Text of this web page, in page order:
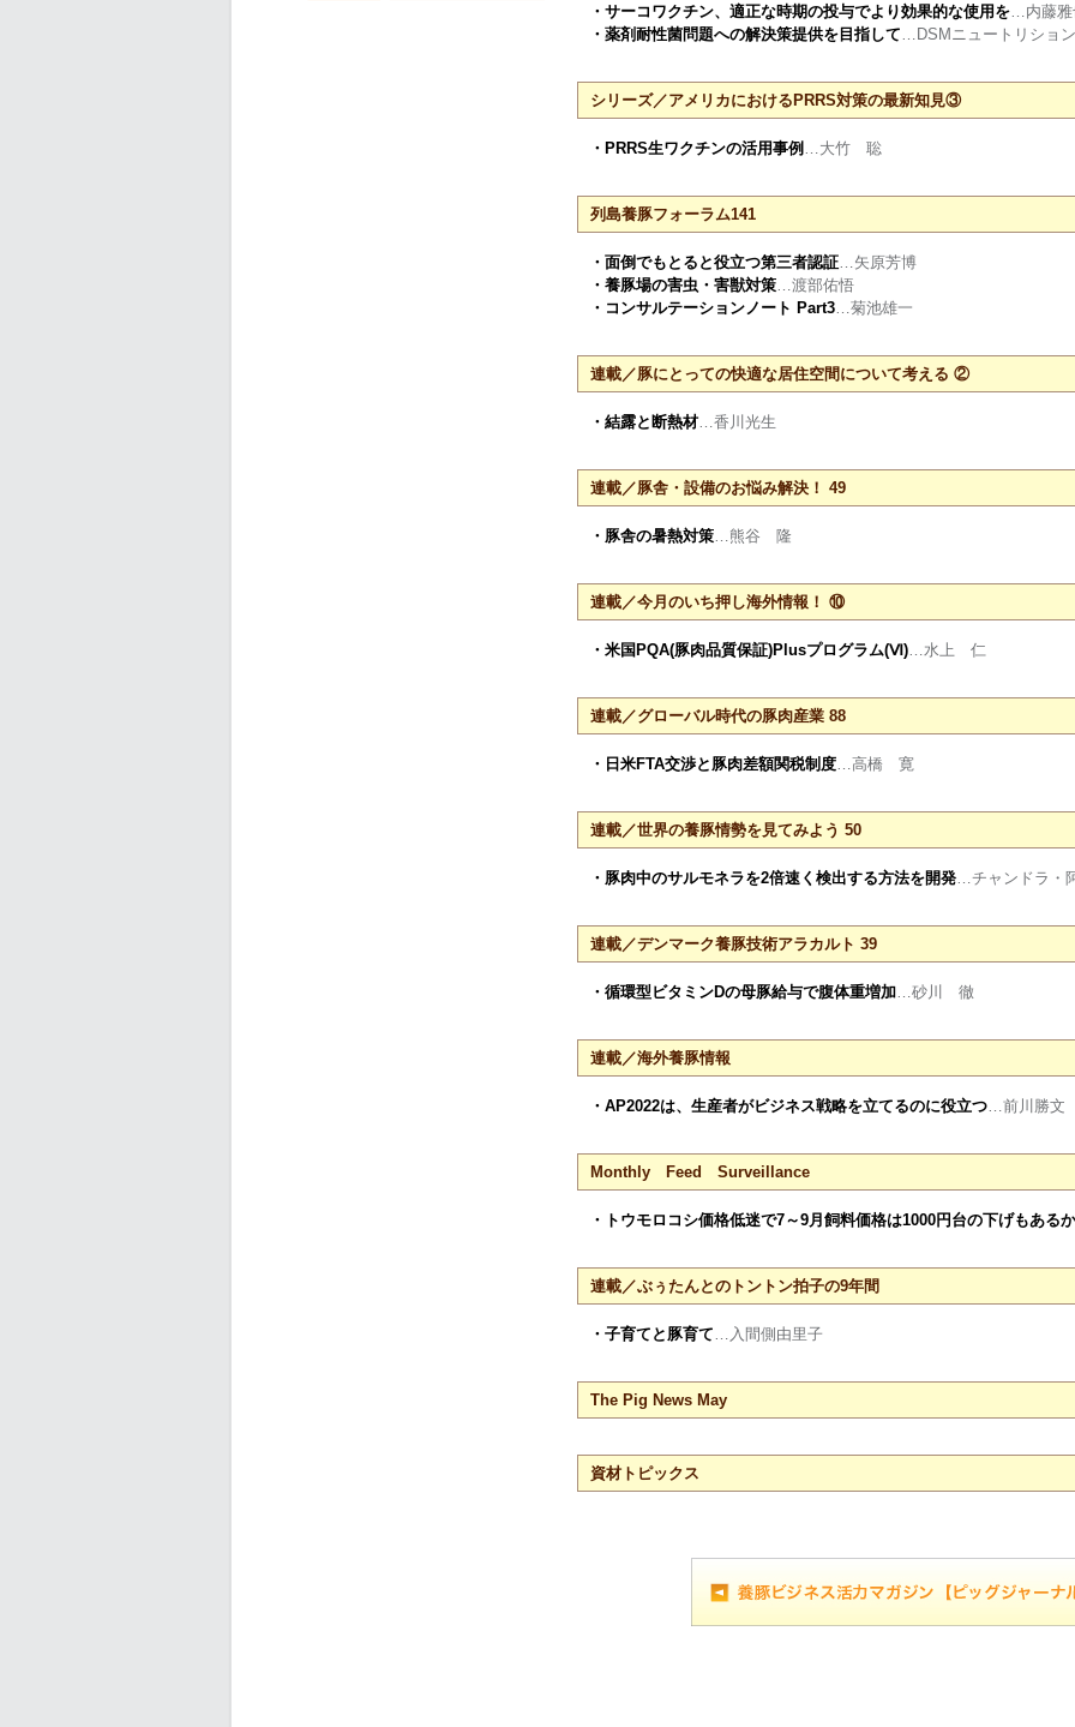
・サーコワクチン、適正な時期の投与でより効果的な使用を…内藤雅
・薬剤耐性菌問題への解決策提供を目指して …DSMニュートリション
シリーズ／アメリカにおけるPRRS対策の最新知見③
・PRRS生ワクチンの活用事例…大竹 聡
列島養豚フォーラム141
・面倒でもとると役立つ第三者認証…矢原芳博
・養豚場の害虫・害獣対策…渡部佑悟
・コンサルテーションノート Part3…菊池雄一
連載／豚にとっての快適な居住空間について考える ②
・結露と断熱材…香川光生
連載／豚舎・設備のお悩み解決！ 49
・豚舎の暑熱対策…熊谷 隆
連載／今月のいち押し海外情報！ ⑩
・米国PQA(豚肉品質保証)Plusプログラム(Ⅵ)…水上 仁
連載／グローバル時代の豚肉産業 88
・日米FTA交渉と豚肉差額関税制度…高橋 寛
連載／世界の養豚情勢を見てみよう 50
・豚肉中のサルモネラを2倍速く検出する方法を開発…チャンドラ・
連載／デンマーク養豚技術アラカルト 39
・循環型ビタミンDの母豚給与で腹体重増加…砂川 徹
連載／海外養豚情報
・AP2022は、生産者がビジネス戦略を立てるのに役立つ…前川勝文
Monthly Feed Surveillance
・トウモロコシ価格低迷で7～9月飼料価格は1000円台の下げもあるか
連載／ぶぅたんとのトントン拍子の9年間
・子育てと豚育て …入間側由里子
The Pig News May
資材トピックス